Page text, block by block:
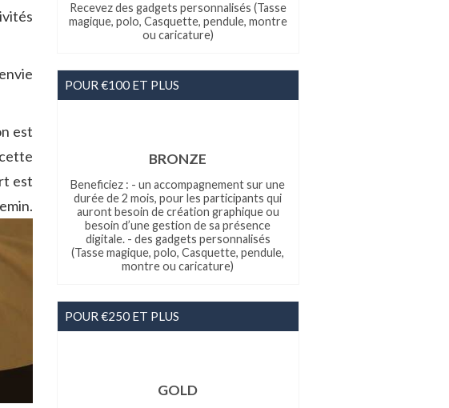
est
est
Recevez des gadgets personnalisés (Tasse
magique, polo, Casquette, pendule, montre
ou caricature)
POUR €100 ET PLUS
BRONZE
Beneficiez : - un accompagnement sur une
durée de 2 mois, pour les participants qui
auront besoin de création graphique ou
besoin d’une gestion de sa présence
digitale. - des gadgets personnalisés
(Tasse magique, polo, Casquette, pendule,
montre ou caricature)
POUR €250 ET PLUS
GOLD